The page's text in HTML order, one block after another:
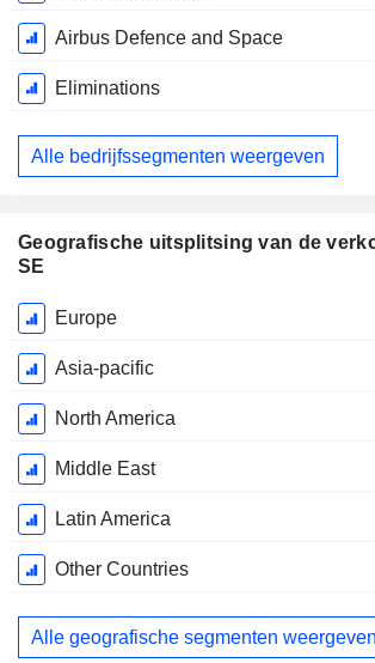
Airbus Defence and Space
Eliminations
Alle bedrijfssegmenten weergeven
Geografische uitsplitsing van de
SE
Start
boekjaar:
December
Europe
Asia-pacific
North America
Middle East
Latin America
Other Countries
Alle geografische segmenten weergeven